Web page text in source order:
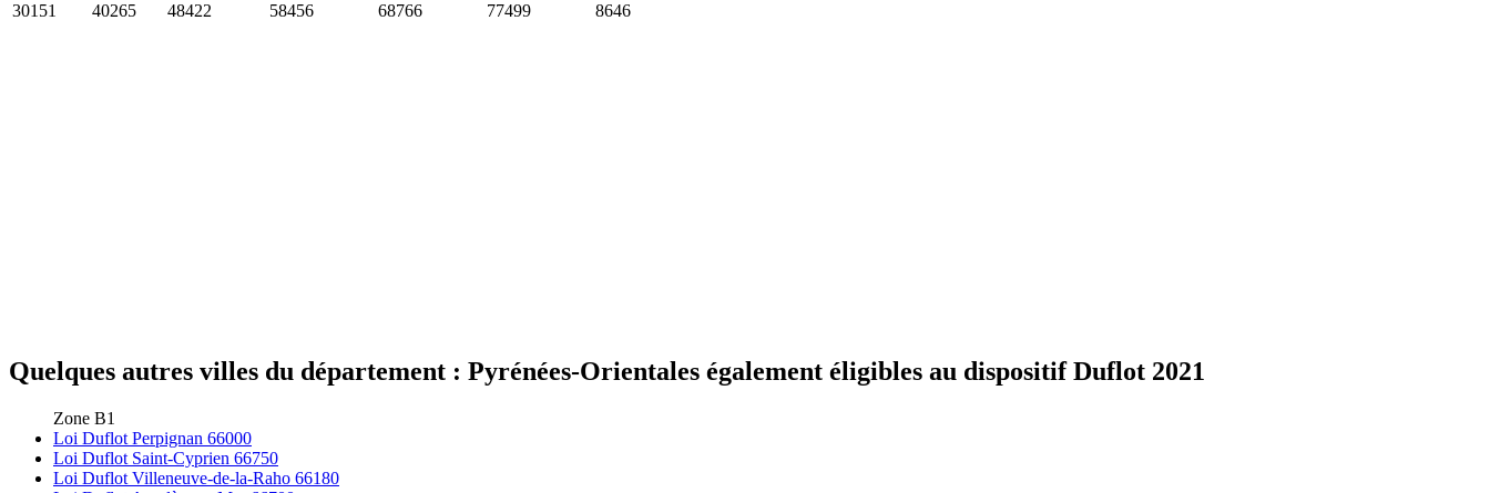
30151
40265 48422 58456 68766 77499 8646
Quelques autres villes du département : Pyrénées-Orientales également éligibles au dispositif Duflot 2021
Zone B1
Loi Duflot Perpignan 66000
Loi Duflot Saint-Cyprien 66750
Loi Duflot Villeneuve-de-la-Raho 66180